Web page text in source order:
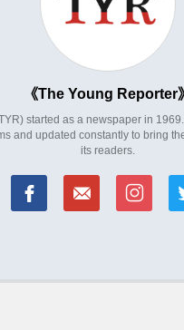
The Young Reporter
started as a newspaper in
and updated constantly to bring
its readers.